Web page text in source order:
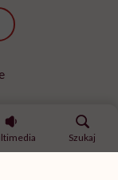
Szukaj